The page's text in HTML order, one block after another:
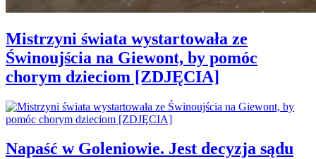
Mistrzyni świata wystartowała ze
Świnoujścia na Giewont, by pomóc
chorym dzieciom [ZDJĘCIA]
Napaść w Goleniowie. Jest decyzja sądu